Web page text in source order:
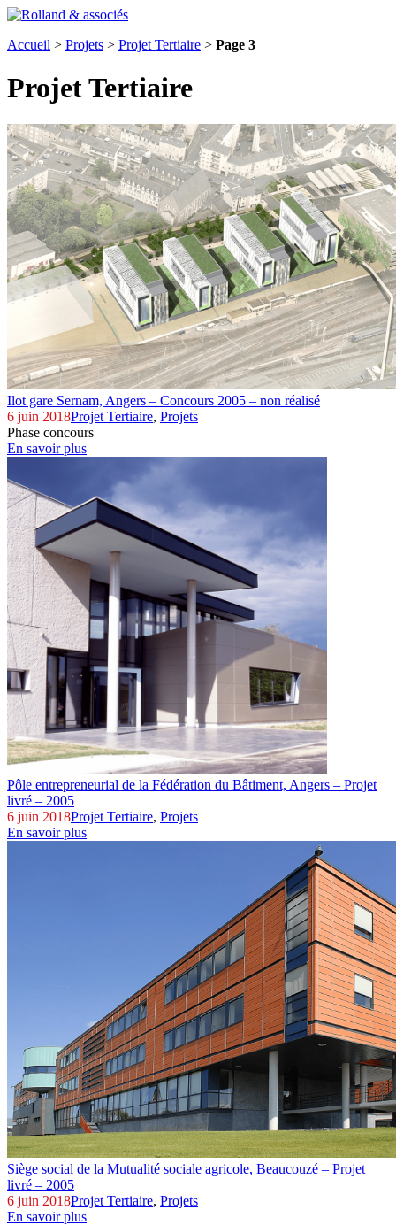
Accueil > Projets > Projet Tertiaire > Page 3
Projet Tertiaire
Ilot gare Sernam, Angers – Concours 2005 – non réalisé
6 juin 2018Projet Tertiaire, Projets
Phase concours
En savoir plus
Pôle entrepreneurial de la Fédération du Bâtiment, Angers – Projet
livré – 2005
6 juin 2018Projet Tertiaire, Projets
En savoir plus
Siège social de la Mutualité sociale agricole, Beaucouzé – Projet
livré – 2005
6 juin 2018Projet Tertiaire, Projets
En savoir plus